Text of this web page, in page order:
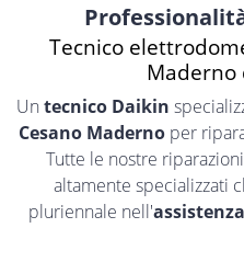
Tecnico
Maderno
Un tecnico Daikin
Cesano Madernoper
Tutte le nostre
altamente specializzati
pluriennale nell'